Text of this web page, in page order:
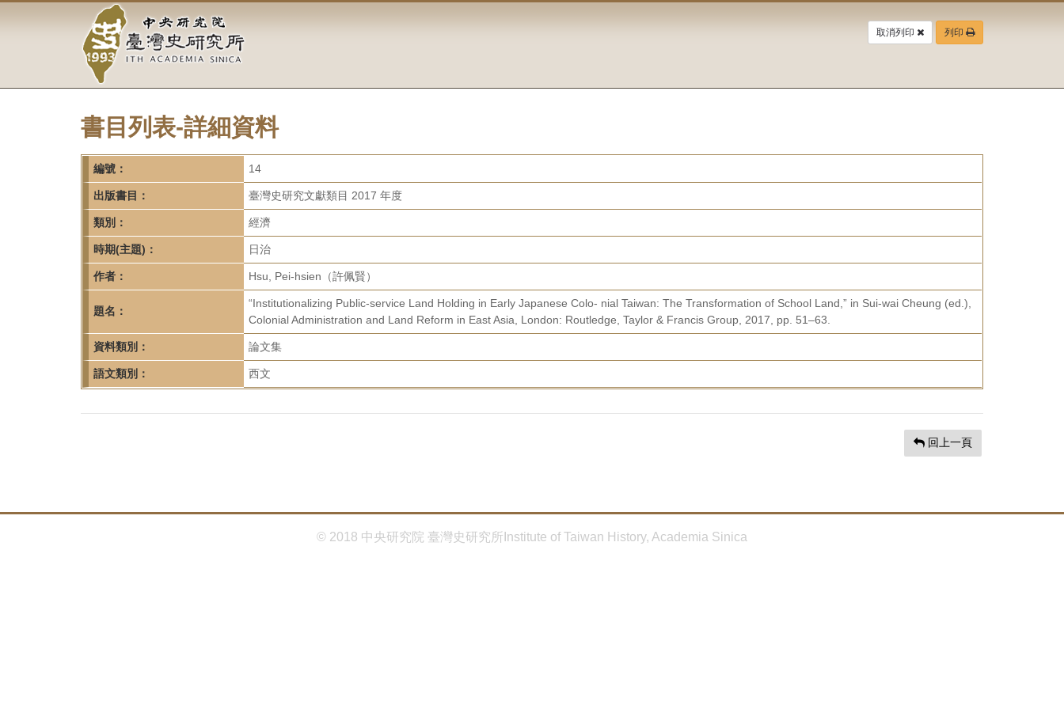
容
中
央
研
究
院-
臺
灣
史
研
究
所-
首
頁
取消列印 列印
書目列表-詳細資料
編號： 14
出版書目： 臺灣史研究文獻類目 2017 年度
類別： 經濟
時期(主題)： 日治
作者： Hsu, Pei-hsien（許佩賢）
題名：
“Institutionalizing Public-service Land Holding in Early Japanese Colo- nial Taiwan: The Transformation of School Land,” in Sui-wai Cheung (ed.),
Colonial Administration and Land Reform in East Asia, London: Routledge, Taylor & Francis Group, 2017, pp. 51–63.
資料類別： 論文集
語文類別： 西文
回上一頁
© 2018 中央研究院 臺灣史研究所Institute of Taiwan History, Academia Sinica